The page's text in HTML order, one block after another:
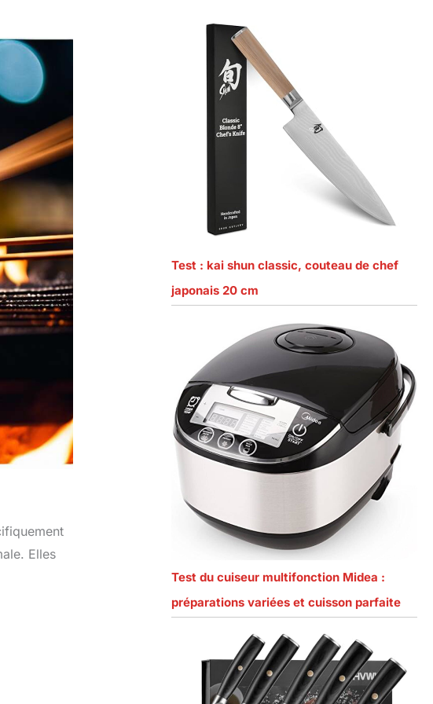
Elles
Test : kai shun classic, couteau de chef
japonais 20 cm
Test du cuiseur multifonction Midea :
préparations variées et cuisson parfaite